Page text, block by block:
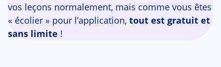
vos leçons normalement, mais comme vous êtes
« écolier » pour l’application, tout est gratuit et
sans limite !